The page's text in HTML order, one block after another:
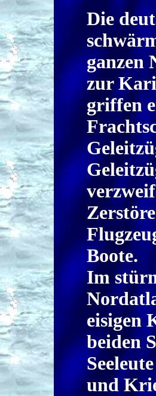
Die
ganzen
zur
griffen
Boote.
Im
eisigen
beiden
und